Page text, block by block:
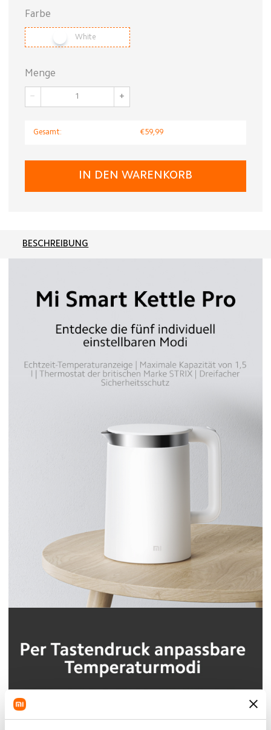
Farbe
White
Menge
− +
Gesamt: €59,99
IN DEN WARENKORB
BESCHREIBUNG